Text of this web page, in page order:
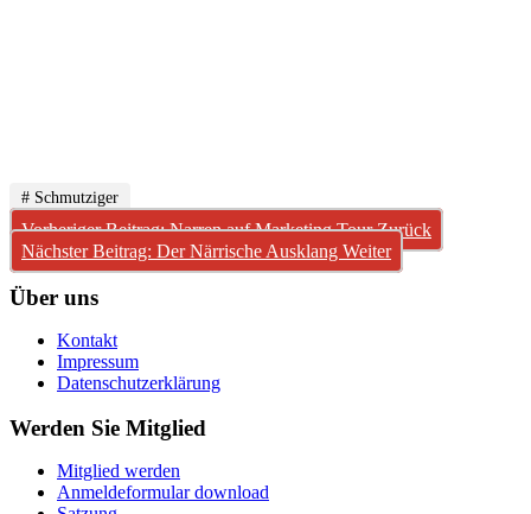
# Schmutziger
Vorheriger Beitrag: Narren auf Marketing TourZurück
Nächster Beitrag: Der Närrische Ausklang Weiter
Über uns
Kontakt
Impressum
Datenschutzerklärung
Werden Sie Mitglied
Mitglied werden
Anmeldeformular download